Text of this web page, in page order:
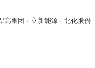
高集团 · 立新能源 · 北化股份